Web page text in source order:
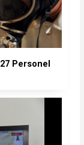
Personel